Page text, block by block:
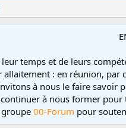
temps et de leurs
: en réunion, par
à nous le faire
à nous former
groupe 00-Forum pour